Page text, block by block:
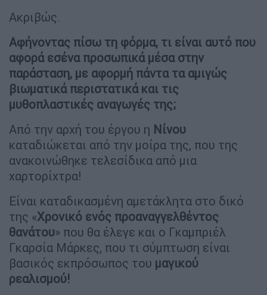
Ακριβώς.
Αφήνοντας πίσω τη φόρμα, τι είναι αυτό που
αφορά εσένα προσωπικά μέσα στην
παράσταση, με αφορμή πάντα τα αμιγώς
βιωματικά περιστατικά και τις
μυθοπλαστικές αναγωγές της;
Από την αρχή του έργου η Νίνου
καταδιώκεται από την μοίρα της, που της
ανακοινώθηκε τελεσίδικα από μια
χαρτορίχτρα!
Είναι καταδικασμένη αμετάκλητα στο δικό
της «Χρονικό ενός προαναγγελθέντος
θανάτου» που θα έλεγε και ο Γκαμπριέλ
Γκαρσία Μάρκες, που τι σύμπτωση είναι
βασικός εκπρόσωπος του μαγικού
ρεαλισμού!